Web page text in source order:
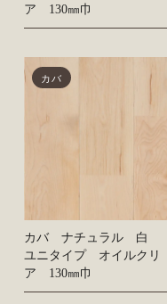
ア 130㎜巾
カバ
カバ ナチュラル 白
ユニタイプ オイルクリ
ア 130㎜巾